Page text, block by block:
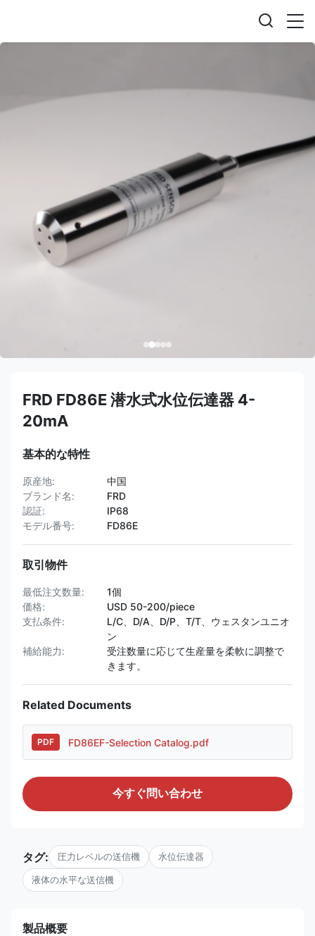
FRD FD86E 潜水式水位伝達器 4-
20mA
基本的な特性
原産地:
中国
ブランド名:
FRD
認証:
IP68
モデル番号:
FD86E
取引物件
最低注文数量:
1個
価格:
USD 50-200/piece
支払条件:
L/C、D/A、D/P、T/T、ウェスタンユニオ
ン
補給能力:
受注数量に応じて生産量を柔軟に調整で
きます。
Related Documents
PDF FD86EF-Selection Catalog.pdf
今すぐ問い合わせ
タグ: 圧力レベルの送信機 水位伝達器
液体の水平な送信機
製品概要